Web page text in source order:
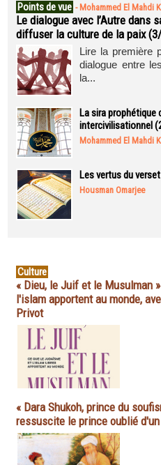
Points de vue - Mohammed El Mahdi
Le dialogue avec l’Autre dans
diffuser la culture de la paix
Lire la première
dialogue entre
la...
La sira prophétique
intercivilisationnel
Mohammed El Mahdi
Les vertus du
Housman Omarjee
Culture
« Dieu, le Juif et le Musulman
l'islam apportent au monde,
Privot
« Dara Shukoh, prince du
ressuscite le prince oublié